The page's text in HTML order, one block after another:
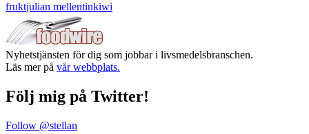
fruktjulian mellentinkiwi
Nyhetstjänsten för dig som jobbar i livsmedelsbranschen.
Läs mer på vår webbplats.
Följ mig på Twitter!
Follow @stellan